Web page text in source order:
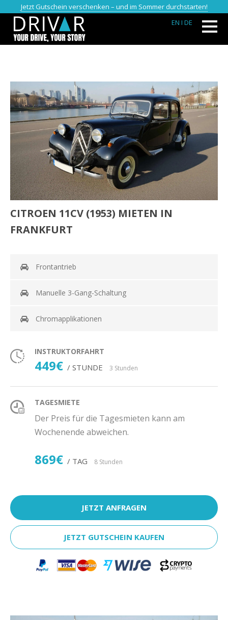
Jetzt Gutschein verschenken – und im Sommer durchstarten!
EN I DE
CITROEN 11CV (1953) MIETEN IN
FRANKFURT
Frontantrieb
Manuelle 3-Gang-Schaltung
Chromapplikationen
INSTRUKTORFAHRT
449€ / STUNDE 3 Stunden
TAGESMIETE
Der Preis für die Tagesmieten kann am
Wochenende abweichen.
869€ / TAG 8 Stunden
JETZT ANFRAGEN
JETZT GUTSCHEIN KAUFEN